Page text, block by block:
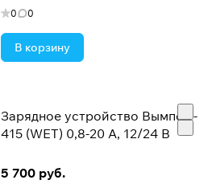
0 0
В корзину
Зарядное устройство Вымпел -
415 (WET) 0,8-20 А, 12/24 В
5 700 руб.